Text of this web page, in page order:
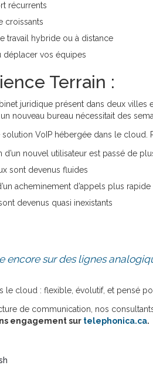
récurrents
croissants
travail hybride ou à distance
déplacer vos équipes
Terrain :
juridique présent dans deux villes
nouveau bureau nécessitait des
VoIP hébergée dans le cloud.
d’un nouvel utilisateur est passé de
sont devenus fluides
acheminement d’appels plus
devenus quasi inexistants
encore sur des lignes
le cloud : flexible, évolutif, et pensé
de communication, nos
engagement sur telephonica.ca.